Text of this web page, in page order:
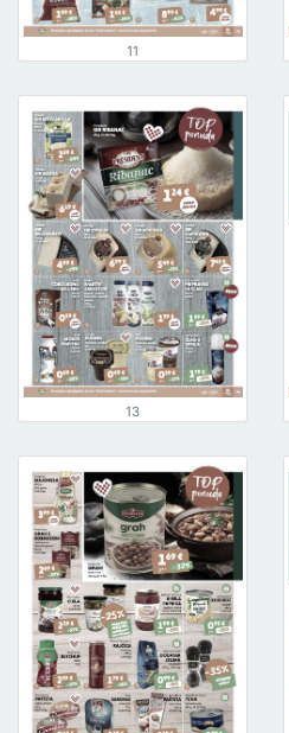
11
13